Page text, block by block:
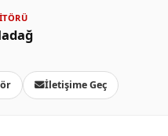
İletişime Geç